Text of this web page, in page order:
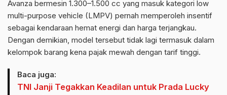
Avanza bermesin 1.300–1.500 cc yang masuk kategori low
multi-purpose vehicle (LMPV) pernah memperoleh insentif
sebagai kendaraan hemat energi dan harga terjangkau.
Dengan demikian, model tersebut tidak lagi termasuk dalam
kelompok barang kena pajak mewah dengan tarif tinggi.
Baca juga:
TNI Janji Tegakkan Keadilan untuk Prada Lucky